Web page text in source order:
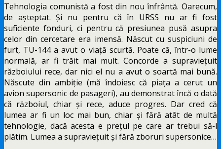
Tehnologia comunistă a fost din nou înfrântă. Oarecum,
de așteptat. Și nu pentru că în URSS nu ar fi fost
suficiente fonduri, ci pentru că presiunea pusă asupra
celor din cercetare era imensă. Născut cu suspiciuni de
furt, TU-144 a avut o viață scurtă. Poate că, într-o lume
normală, ar fi trăit mai mult. Concorde a supraviețuit
războiului rece, dar nici el nu a avut o soartă mai bună.
Născute din ambiție (mă îndoiesc că piața a cerut un
avion supersonic de pasageri), au demonstrat încă o dată
că războiul, chiar și rece, aduce progres. Dar cred că
lumea ar fi un loc mai bun, chiar și fără atât de multă
tehnologie, dacă acesta e prețul pe care ar trebui să-l
plătim. Lumea a supraviețuit și fără zboruri supersonice…